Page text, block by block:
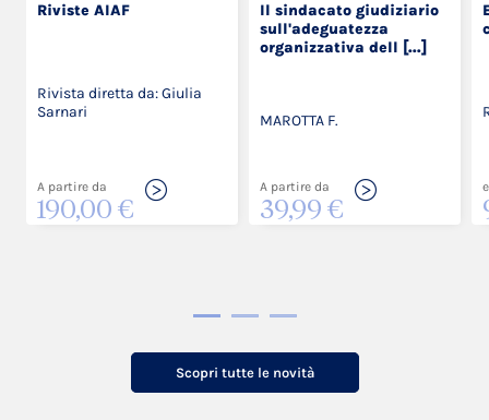
Riviste AIAF
Rivista diretta da: Giulia
Sarnari
A partire da
190,00 €
Il sindacato giudiziario
sull'adeguatezza
organizzativa dell [...]
MAROTTA F.
A partire da
39,99 €
Scopri tutte le novità